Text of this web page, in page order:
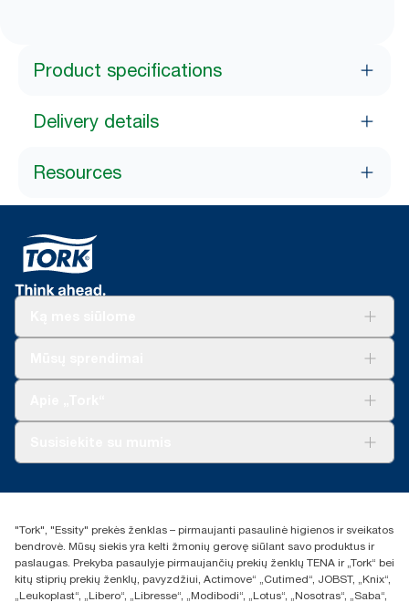
Product specifications
Delivery details
Resources
+370 5 268 3455
UAB Essity Lithuania
Naugarduko g. 98
LT-03160 Vilnius, Lietuva
"Tork", "Essity" prekės ženklas – pirmaujanti pasaulinė higienos ir sveikatos
bendrovė. Mūsų siekis yra kelti žmonių gerovę siūlant savo produktus ir
paslaugas. Prekyba pasaulyje pirmaujančių prekių ženklų TENA ir „Tork“ bei
kitų stiprių prekių ženklų, pavyzdžiui, Actimove“ „Cutimed“, JOBST, „Knix“,
„Leukoplast“, „Libero“, „Libresse“, „Modibodi“, „Lotus“, „Nosotras“, „Saba“,